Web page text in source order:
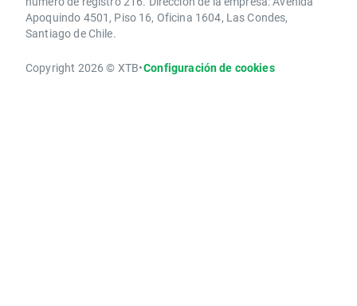
Apoquindo 4501, Piso 16, Oficina 1604, Las Condes,
Santiago de Chile.
Copyright 2026 © XTB•Configuración de cookies